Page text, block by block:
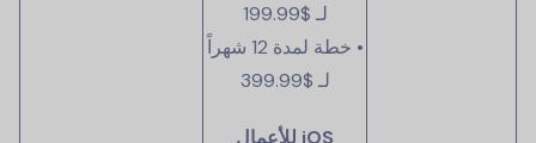
لـ $199.99
• خطة لمدة 12 شهراً
لـ $399.99
iOS للأعمال